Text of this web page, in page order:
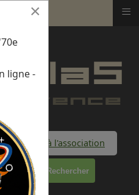
un don à l'association
Rechercher
×
ligne -
≡